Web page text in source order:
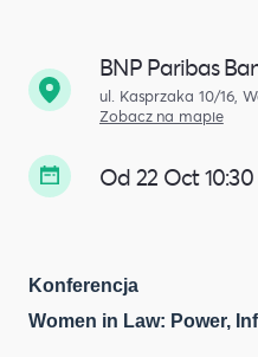
BNP Paribas
ul. Kasprzaka 10/16,
Zobacz na mapie
Od 22 Oct
Konferencja
Women in Law: Power,